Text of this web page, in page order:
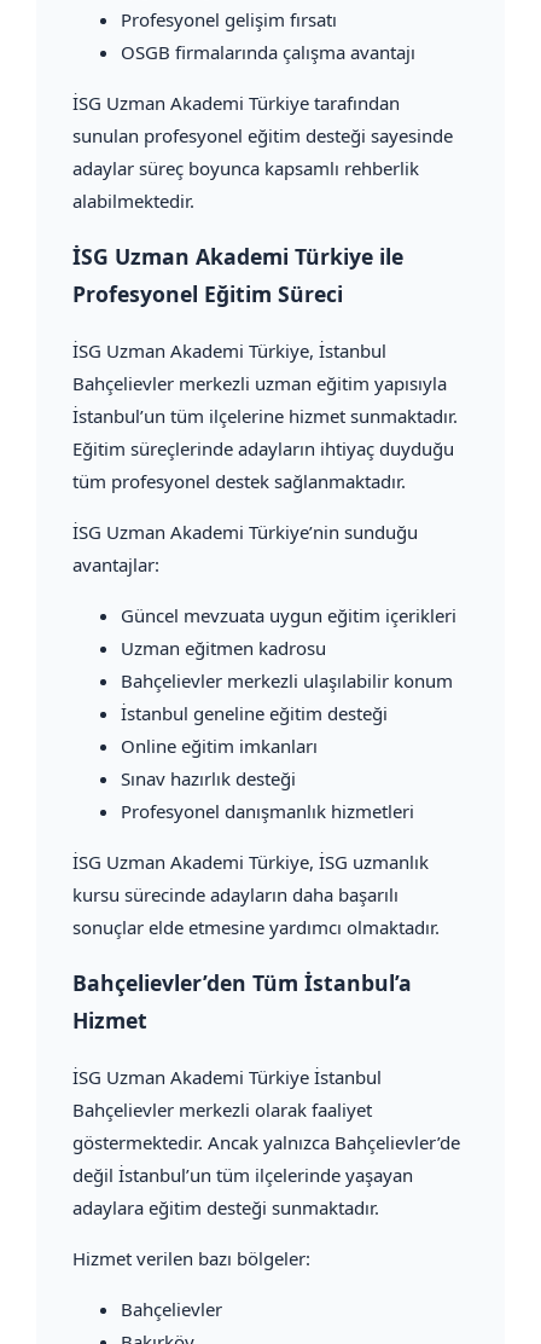
Profesyonel gelişim fırsatı
OSGB firmalarında çalışma avantajı
İSG Uzman Akademi Türkiye tarafından
sunulan profesyonel eğitim desteği sayesinde
adaylar süreç boyunca kapsamlı rehberlik
alabilmektedir.
İSG Uzman Akademi Türkiye ile
Profesyonel Eğitim Süreci
İSG Uzman Akademi Türkiye, İstanbul
Bahçelievler merkezli uzman eğitim yapısıyla
İstanbul’un tüm ilçelerine hizmet sunmaktadır.
Eğitim süreçlerinde adayların ihtiyaç duyduğu
tüm profesyonel destek sağlanmaktadır.
İSG Uzman Akademi Türkiye’nin sunduğu
avantajlar:
Güncel mevzuata uygun eğitim içerikleri
Uzman eğitmen kadrosu
Bahçelievler merkezli ulaşılabilir konum
İstanbul geneline eğitim desteği
Online eğitim imkanları
Sınav hazırlık desteği
Profesyonel danışmanlık hizmetleri
İSG Uzman Akademi Türkiye, İSG uzmanlık
kursu sürecinde adayların daha başarılı
sonuçlar elde etmesine yardımcı olmaktadır.
Bahçelievler’den Tüm İstanbul’a
Hizmet
İSG Uzman Akademi Türkiye İstanbul
Bahçelievler merkezli olarak faaliyet
göstermektedir. Ancak yalnızca Bahçelievler’de
değil İstanbul’un tüm ilçelerinde yaşayan
adaylara eğitim desteği sunmaktadır.
Hizmet verilen bazı bölgeler:
Bahçelievler